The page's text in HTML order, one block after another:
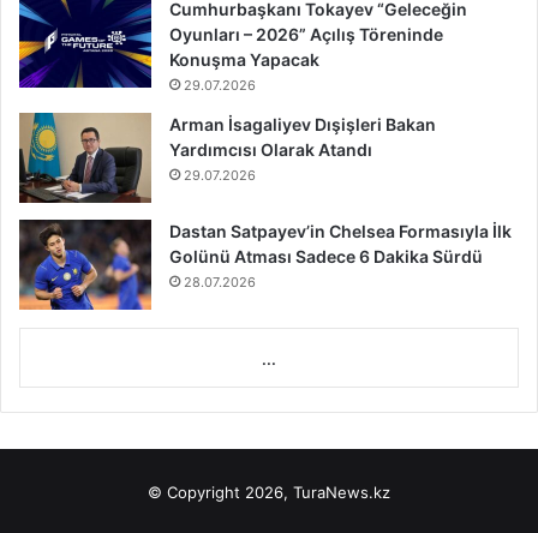
Cumhurbaşkanı Tokayev “Geleceğin
Oyunları – 2026” Açılış Töreninde
Konuşma Yapacak
29.07.2026
Arman İsagaliyev Dışişleri Bakan
Yardımcısı Olarak Atandı
29.07.2026
Dastan Satpayev’in Chelsea Formasıyla İlk
Golünü Atması Sadece 6 Dakika Sürdü
28.07.2026
...
© Copyright 2026, TuraNews.kz